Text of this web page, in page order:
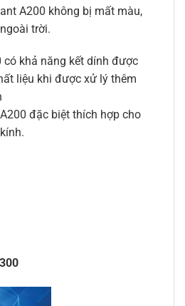
A200 không bị mất màu,
trời.
có khả năng kết dính được
liệu khi được xử lý thêm
đặc biệt thích hợp cho